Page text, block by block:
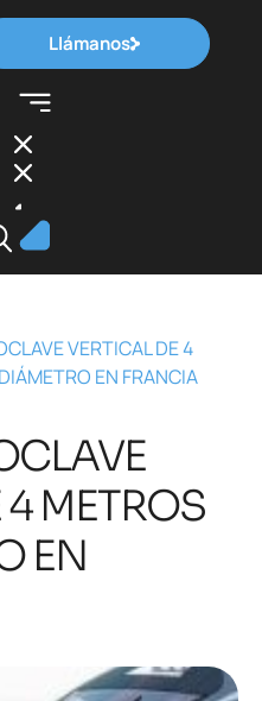
Llámanos
VERTICAL DE 4
EN FRANCIA
METROS
EN